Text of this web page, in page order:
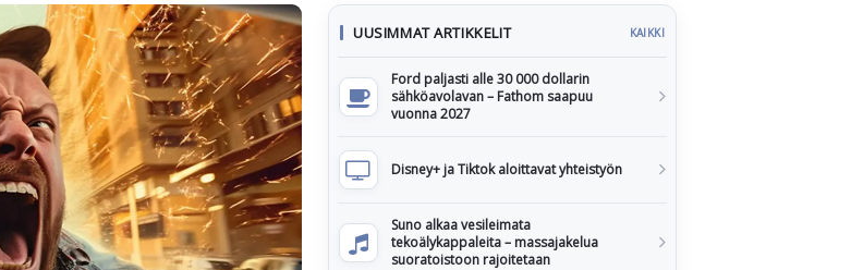
UUSIMMAT ARTIKKELIT KAIKKI
Ford paljasti alle 30 000 dollarin
sähköavolavan – Fathom saapuu
vuonna 2027
Disney+ ja Tiktok aloittavat yhteistyön
Suno alkaa vesileimata
tekoälykappaleita – massajakelua
suoratoistoon rajoitetaan